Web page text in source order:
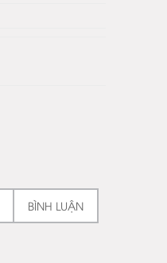
BÌNH LUẬN